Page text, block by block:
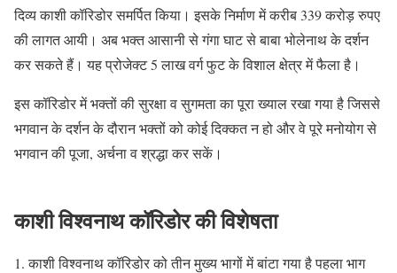
दिव्य काशी कॉरिडोर समर्पित किया। इसके निर्माण में करीब 339 करोड़ रुपए
की लागत आयी। अब भक्त आसानी से गंगा घाट से बाबा भोलेनाथ के दर्शन
कर सकते हैं। यह प्रोजेक्ट 5 लाख वर्ग फुट के विशाल क्षेत्र में फैला है।
इस कॉरिडोर में भक्तों की सुरक्षा व सुगमता का पूरा ख्याल रखा गया है जिससे
भगवान के दर्शन के दौरान भक्तों को कोई दिक्कत न हो और वे पूरे मनोयोग से
भगवान की पूजा, अर्चना व श्रद्धा कर सकें।
काशी विश्वनाथ कॉरिडोर की विशेषता
1. काशी विश्वनाथ कॉरिडोर को तीन मुख्य भागों में बांटा गया है पहला भाग